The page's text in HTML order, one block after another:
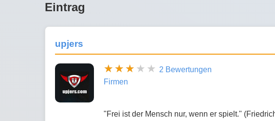
Eintrag
upjers
2 Bewertungen
Firmen
"Frei ist der Mensch nur, wenn er spielt."